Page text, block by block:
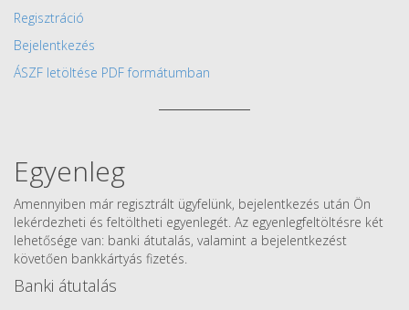
Regisztráció
Bejelentkezés
ÁSZF letöltése PDF formátumban
Egyenleg
Amennyiben már regisztrált ügyfelünk, bejelentkezés után Ön
lekérdezheti és feltöltheti egyenlegét. Az egyenlegfeltöltésre két
lehetősége van: banki átutalás, valamint a bejelentkezést
követően bankkártyás fizetés.
Banki átutalás